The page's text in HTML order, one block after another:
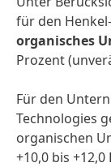
für den
organisches
Prozent
Für den
Technologies
organischen
+10,0 bis